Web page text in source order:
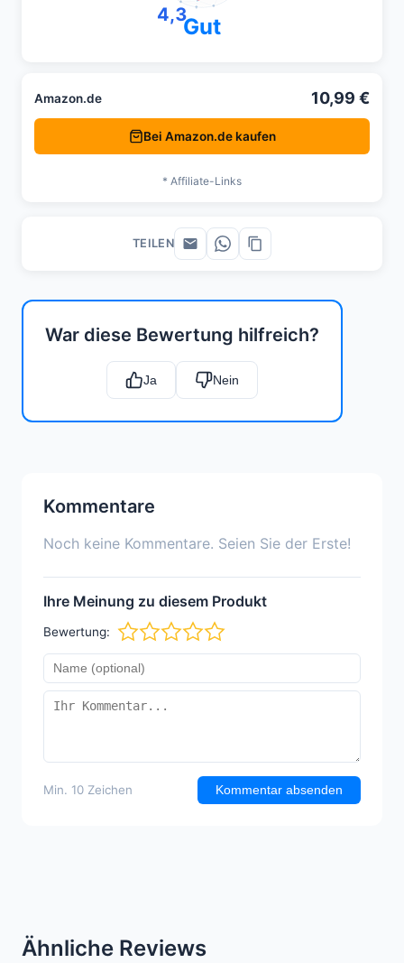
War diese Bewertung hilfreich?
Ja Nein
Kommentare
Noch keine Kommentare. Seien Sie der Erste!
Ihre Meinung zu diesem Produkt
Bewertung:
Min. 10 Zeichen Kommentar absenden
4,3Gut
Amazon.de 10,99 €
Bei Amazon.de kaufen
* Affiliate-Links
TEILEN
Ähnliche Reviews